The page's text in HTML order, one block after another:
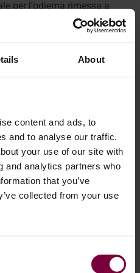
About
content and ads, to
and to analyse our traffic.
your use of our site with
and analytics partners who
that you’ve
collected from your use
per l'odierna rimessa a
l'utilizzo di una cabina di